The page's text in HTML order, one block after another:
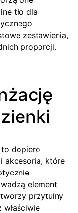
tło dla
zestawienia,
proporcji.
dopiero
akcesoria, które
element
przytulny
właściwie